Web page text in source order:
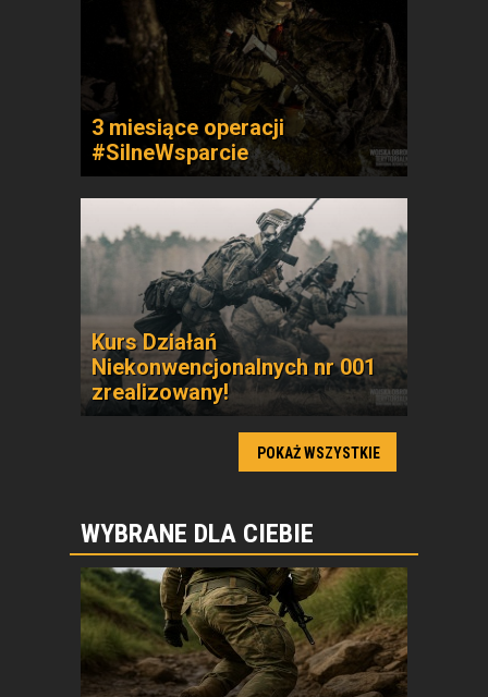
3 miesiące operacji
#SilneWsparcie
Kurs Działań
Niekonwencjonalnych nr 001
zrealizowany!
POKAŻ WSZYSTKIE
WYBRANE DLA CIEBIE